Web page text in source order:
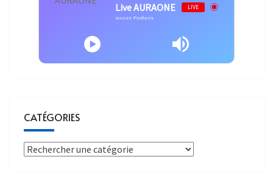
Live AURAONE LIVE
Lavilliers - Bernard Lavilliers - Causes Perdues
CATÉGORIES